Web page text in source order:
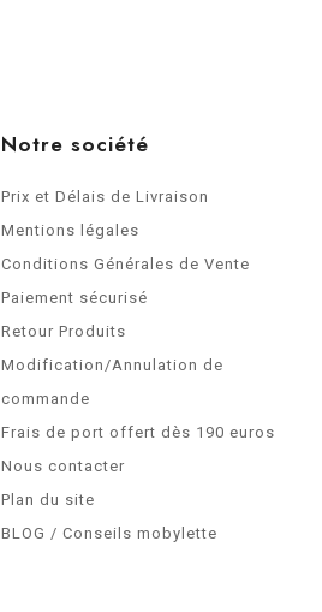
Notre société
Prix et Délais de Livraison
Mentions légales
Conditions Générales de Vente
Paiement sécurisé
Retour Produits
Modification/Annulation de
commande
Frais de port offert dès 190 euros
Nous contacter
Plan du site
BLOG / Conseils mobylette